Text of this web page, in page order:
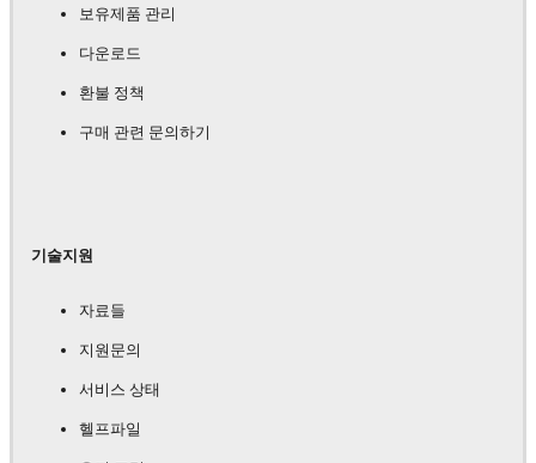
보유제품 관리
다운로드
환불 정책
구매 관련 문의하기
기술지원
자료들
지원문의
서비스 상태
헬프파일